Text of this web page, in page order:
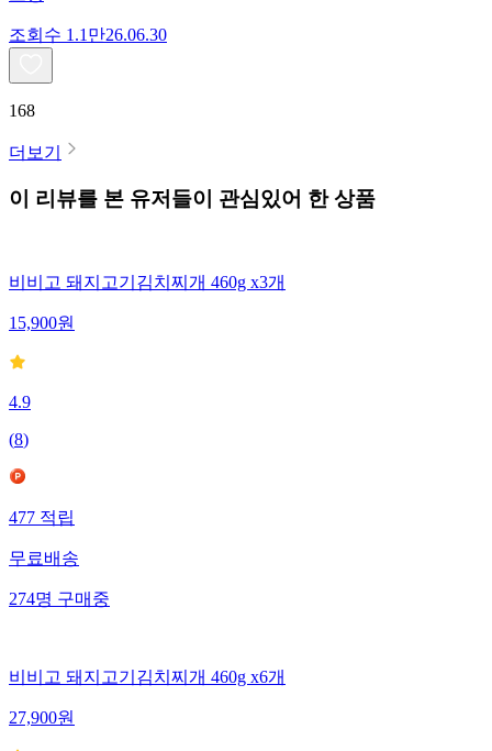
조회수 1.1만26.06.30
168
더보기
이 리뷰를 본 유저들이 관심있어 한 상품
비비고 돼지고기김치찌개 460g x3개
15,900원
4.9
(8)
477 적립
무료배송
274명 구매중
비비고 돼지고기김치찌개 460g x6개
27,900원